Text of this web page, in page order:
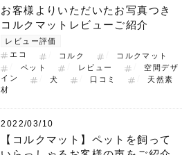
お客様よりいただいたお写真つき
コルクマットレビューご紹介
レビュー評価
エコ
コルク
コルクマット
ペット
レビュー
空間デザ
イン
犬 口コミ
天然素
材
2022/03/10
【コルクマット】ペットを飼って